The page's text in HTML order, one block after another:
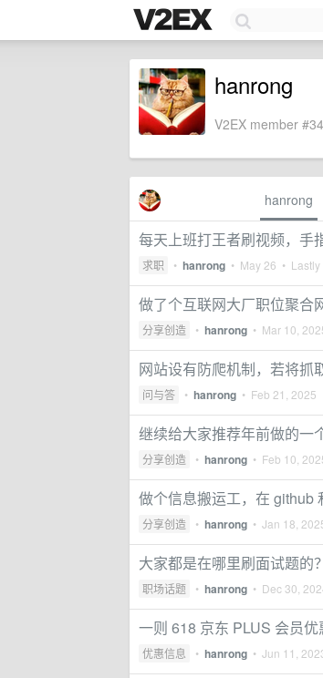
hanrong
V2EX member
hanrong
每天上班打王者刷视频，手
求职 • hanrong • May 26 •
做了个互联网大厂职位聚合
分享创造 • hanrong • Mar 10,
网站设有防爬机制，若将抓
问与答 • hanrong • Feb 21, 2025
继续给大家推荐年前做的一
分享创造 • hanrong • Feb 10,
做个信息搬运工，在 github
分享创造 • hanrong • Jan 18,
大家都是在哪里刷面试题的？
职场话题 • hanrong • Dec 30,
一则 618 京东 PLUS 会员优
优惠信息 • hanrong • Jun 11,